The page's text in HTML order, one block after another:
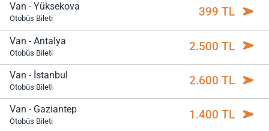
Van - Yüksekova
Otobüs Bileti 399 TL
Van - Antalya
Otobüs Bileti 2.500 TL
Van - İstanbul
Otobüs Bileti 2.600 TL
Van - Gaziantep
Otobüs Bileti 1.400 TL